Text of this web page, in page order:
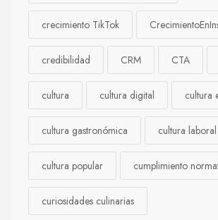
crecimiento TikTok
credibilidad CRM CTA
cultura cultura digital cultura
cultura gastronómica cultura laboral
cultura popular cumplimiento
curiosidades culinarias